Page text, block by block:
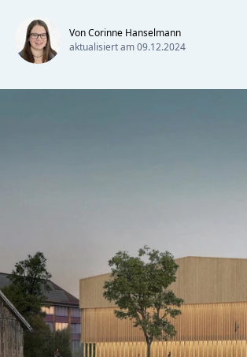
Von Corinne Hanselmann
aktualisiert am09.12.2024